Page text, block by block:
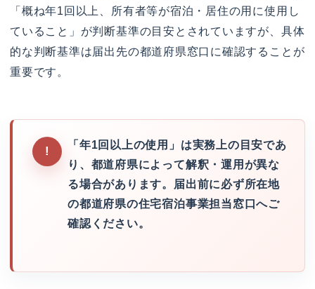
「概ね年1回以上、所有者等が宿泊・居住の用に使用し
ていること」が判断基準の目安とされていますが、具体
的な判断基準は届出先の都道府県窓口に確認することが
重要です。
「年1回以上の使用」は実務上の目安であ
り、都道府県によって解釈・運用が異な
る場合があります。届出前に必ず所在地
の都道府県の住宅宿泊事業担当窓口へご
確認ください。